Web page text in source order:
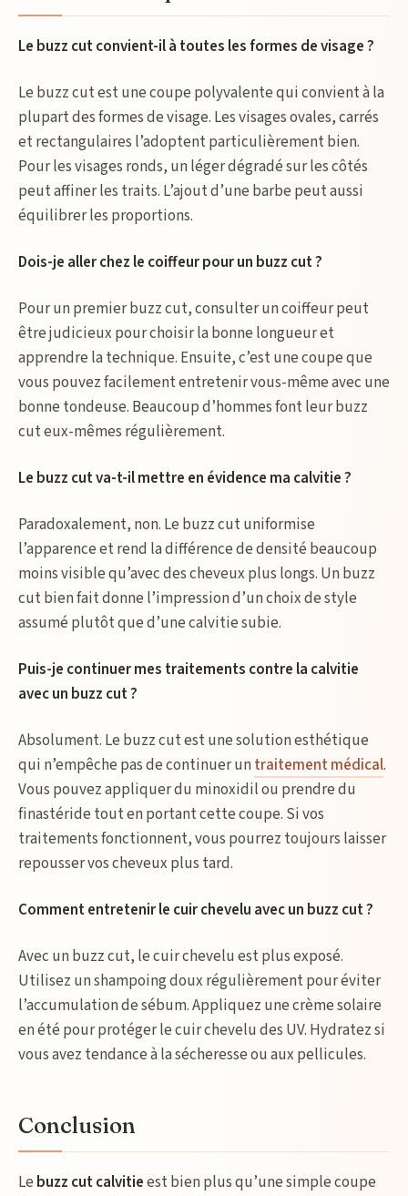
Le buzz cut convient-il à toutes les formes de visage ?
Le buzz cut est une coupe polyvalente qui convient à la
plupart des formes de visage. Les visages ovales, carrés
et rectangulaires l’adoptent particulièrement bien.
Pour les visages ronds, un léger dégradé sur les côtés
peut affiner les traits. L’ajout d’une barbe peut aussi
équilibrer les proportions.
Dois-je aller chez le coiffeur pour un buzz cut ?
Pour un premier buzz cut, consulter un coiffeur peut
être judicieux pour choisir la bonne longueur et
apprendre la technique. Ensuite, c’est une coupe que
vous pouvez facilement entretenir vous-même avec une
bonne tondeuse. Beaucoup d’hommes font leur buzz
cut eux-mêmes régulièrement.
Le buzz cut va-t-il mettre en évidence ma calvitie ?
Paradoxalement, non. Le buzz cut uniformise
l’apparence et rend la différence de densité beaucoup
moins visible qu’avec des cheveux plus longs. Un buzz
cut bien fait donne l’impression d’un choix de style
assumé plutôt que d’une calvitie subie.
Puis-je continuer mes traitements contre la calvitie
avec un buzz cut ?
Absolument. Le buzz cut est une solution esthétique
qui n’empêche pas de continuer untraitement médical.
Vous pouvez appliquer du minoxidil ou prendre du
finastéride tout en portant cette coupe. Si vos
traitements fonctionnent, vous pourrez toujours laisser
repousser vos cheveux plus tard.
Comment entretenir le cuir chevelu avec un buzz cut ?
Avec un buzz cut, le cuir chevelu est plus exposé.
Utilisez un shampoing doux régulièrement pour éviter
l’accumulation de sébum. Appliquez une crème solaire
en été pour protéger le cuir chevelu des UV. Hydratez si
vous avez tendance à la sécheresse ou aux pellicules.
Conclusion
Le buzz cut calvitieest bien plus qu’une simple coupe